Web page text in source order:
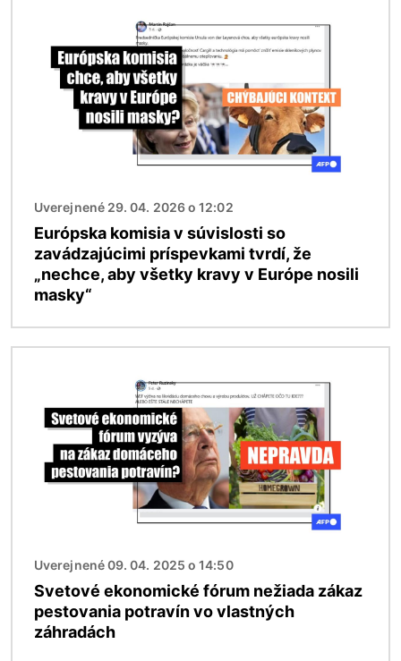
Uverejnené 29. 04. 2026 o 12:02
Európska komisia v súvislosti so
zavádzajúcimi príspevkami tvrdí, že
„nechce, aby všetky kravy v Európe nosili
masky“
Uverejnené 09. 04. 2025 o 14:50
Svetové ekonomické fórum nežiada zákaz
pestovania potravín vo vlastných
záhradách